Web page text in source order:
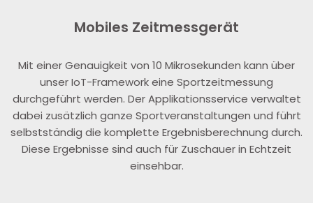
Mobiles Zeitmessgerät
Mit einer Genauigkeit von 10 Mikrosekunden kann über
unser IoT-Framework eine Sportzeitmessung
durchgeführt werden. Der Applikationsservice verwaltet
dabei zusätzlich ganze Sportveranstaltungen und führt
selbstständig die komplette Ergebnisberechnung durch.
Diese Ergebnisse sind auch für Zuschauer in Echtzeit
einsehbar.